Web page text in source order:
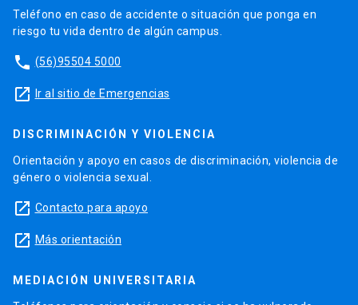
Teléfono en caso de accidente o situación que ponga en
riesgo tu vida dentro de algún campus.
phone (56)95504 5000
launch Ir al sitio de Emergencias
DISCRIMINACIÓN Y VIOLENCIA
Orientación y apoyo en casos de discriminación, violencia de
género o violencia sexual.
launch Contacto para apoyo
launch Más orientación
MEDIACIÓN UNIVERSITARIA